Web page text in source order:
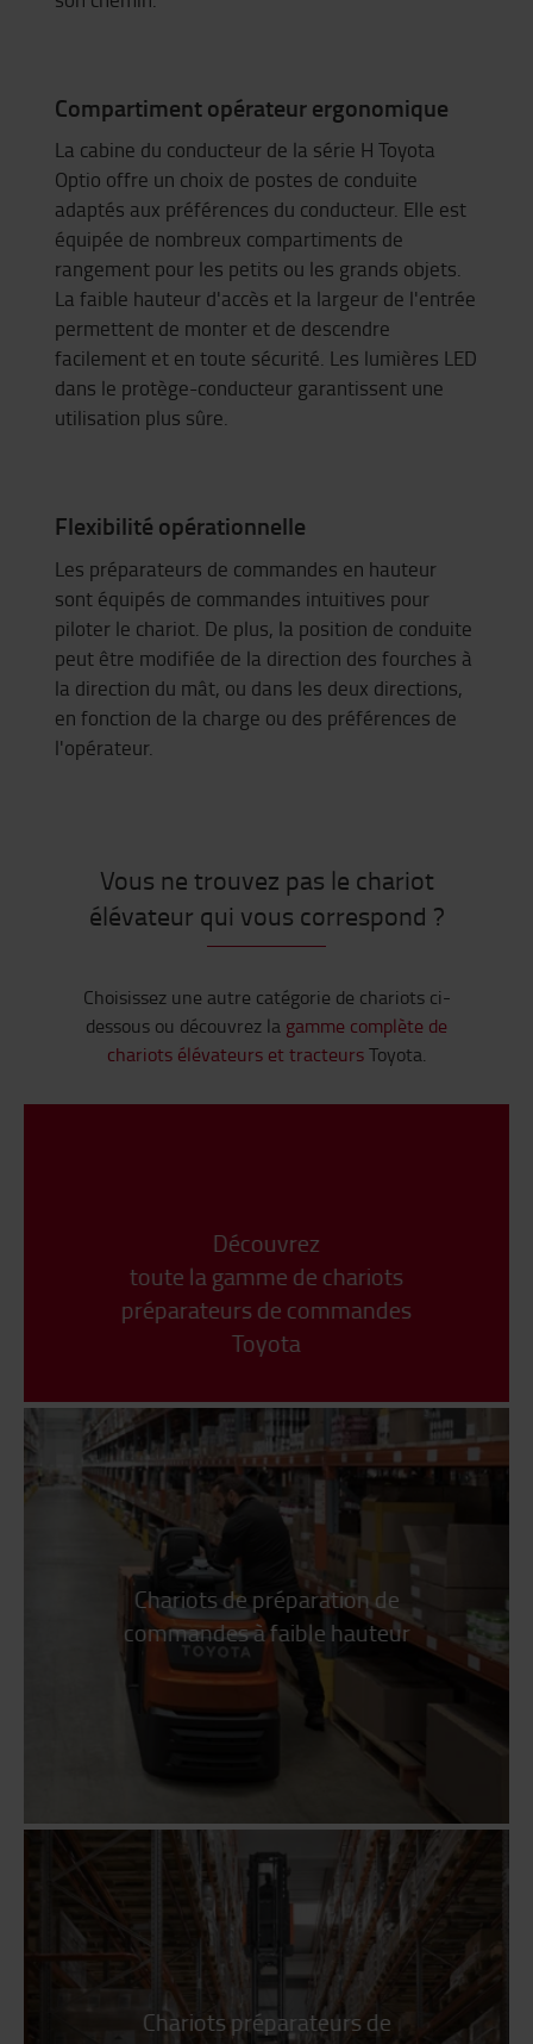
Compartiment opérateur ergonomique
La cabine du conducteur de la série H Toyota
Optio offre un choix de postes de conduite
adaptés aux préférences du conducteur. Elle est
équipée de nombreux compartiments de
rangement pour les petits ou les grands objets.
La faible hauteur d'accès et la largeur de l'entrée
permettent de monter et de descendre
facilement et en toute sécurité. Les lumières LED
dans le protège-conducteur garantissent une
utilisation plus sûre.
Flexibilité opérationnelle
Les préparateurs de commandes en hauteur
sont équipés de commandes intuitives pour
piloter le chariot. De plus, la position de conduite
peut être modifiée de la direction des fourches à
la direction du mât, ou dans les deux directions,
en fonction de la charge ou des préférences de
l'opérateur.
Vous ne trouvez pas le chariot
élévateur qui vous correspond ?
Choisissez une autre catégorie de chariots ci-
dessous ou découvrez la gamme complète de
chariots élévateurs et tracteursToyota.
Découvrez
toute la gamme de chariots
préparateurs de commandes
Toyota
Chariots de préparation de
commandesà faible hauteur
Chariots préparateurs de